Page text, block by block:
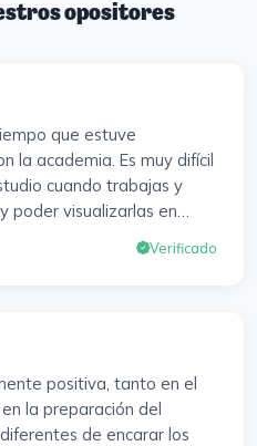
opositores
que estuve
la academia. Es muy difícil
cuando trabajas y
poder visualizarlas en
que sea necesario, se
que el trabajo de estudio
y dispuestos para
Incluso se ofrecieron a
de preguntas del
Vanesa y Pablo.
Verificado
positiva, tanto en el
la preparación del
de encarar los